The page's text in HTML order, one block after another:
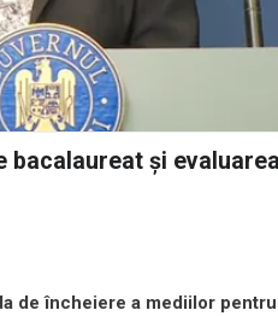
şi
de încheiere a mediilor